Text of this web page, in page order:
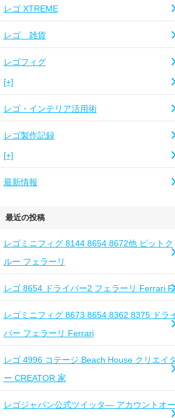
レゴ XTREME
レゴ 雑貨
レゴフィグ
[+]
レゴ・インテリア活用術
レゴ製作記録
[+]
最新情報
最近の投稿
レゴミニフィグ 8144 8654 8672他 ピットク
ルー フェラーリ
レゴ 8654 ドライバー2 フェラーリ Ferrari
レゴミニフィグ 8673 8654 8362 8375 ドラ
バー フェラーリ Ferrari
レゴ 4996 コテージ Beach House クリエイ
ー CREATOR 家
レゴジャパン公式ツイッタ― アカウントオー